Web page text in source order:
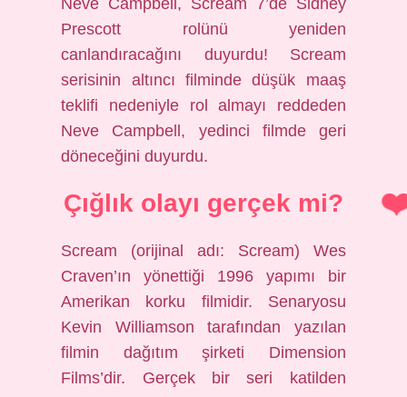
Neve Campbell, Scream 7’de Sidney
Prescott rolünü yeniden
canlandıracağını duyurdu! Scream
serisinin altıncı filminde düşük maaş
teklifi nedeniyle rol almayı reddeden
Neve Campbell, yedinci filmde geri
döneceğini duyurdu.
Çığlık olayı gerçek mi?
Scream (orijinal adı: Scream) Wes
Craven’ın yönettiği 1996 yapımı bir
Amerikan korku filmidir. Senaryosu
Kevin Williamson tarafından yazılan
filmin dağıtım şirketi Dimension
Films’dir. Gerçek bir seri katilden